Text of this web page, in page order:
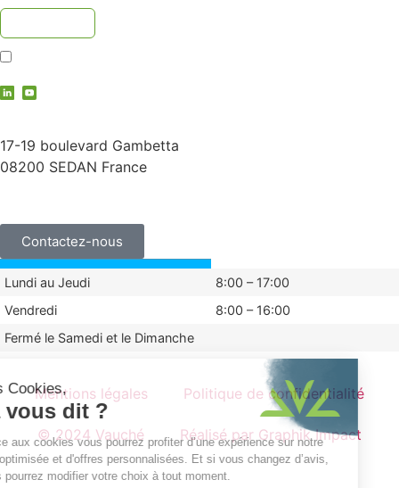
17-19 boulevard Gambetta
08200 SEDAN France
Contactez-nous
Lundi au Jeudi
8:00 – 17:00
Vendredi
8:00 – 16:00
Fermé le Samedi et le Dimanche
Mentions légales Politique de confidentialité
© 2024 Vauché Réalisé par Graphik Impact